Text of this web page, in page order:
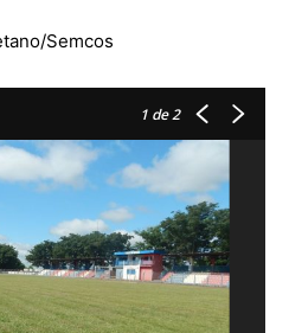
Semcos
1 de 2